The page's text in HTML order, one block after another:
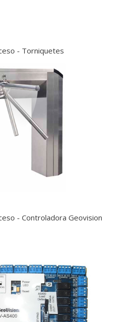
- Torniquetes
- Controladora Geovision